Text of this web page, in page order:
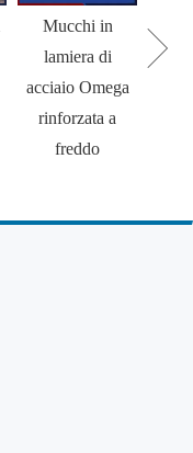
Mucchi in
lamiera di
acciaio Omega
rinforzata a
freddo